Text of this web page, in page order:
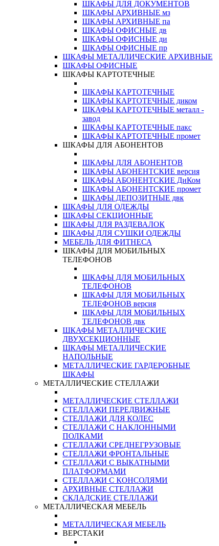
ШКАФЫ ДЛЯ ДОКУМЕНТОВ
ШКАФЫ АРХИВНЫЕ мз
ШКАФЫ АРХИВНЫЕ па
ШКАФЫ ОФИСНЫЕ дв
ШКАФЫ ОФИСНЫЕ ди
ШКАФЫ ОФИСНЫЕ пр
ШКАФЫ МЕТАЛЛИЧЕСКИЕ АРХИВНЫЕ
ШКАФЫ ОФИСНЫЕ
ШКАФЫ КАРТОТЕЧНЫЕ
ШКАФЫ КАРТОТЕЧНЫЕ
ШКАФЫ КАРТОТЕЧНЫЕ диком
ШКАФЫ КАРТОТЕЧНЫЕ металл -
завод
ШКАФЫ КАРТОТЕЧНЫЕ пакс
ШКАФЫ КАРТОТЕЧНЫЕ промет
ШКАФЫ ДЛЯ АБОНЕНТОВ
ШКАФЫ ДЛЯ АБОНЕНТОВ
ШКАФЫ АБОНЕНТСКИЕ версия
ШКАФЫ АБОНЕНТСКИЕ ДиКом
ШКАФЫ АБОНЕНТСКИЕ промет
ШКАФЫ ДЕПОЗИТНЫЕ двк
ШКАФЫ ДЛЯ ОДЕЖДЫ
ШКАФЫ СЕКЦИОННЫЕ
ШКАФЫ ДЛЯ РАЗДЕВАЛОК
ШКАФЫ ДЛЯ СУШКИ ОДЕЖДЫ
МЕБЕЛЬ ДЛЯ ФИТНЕСА
ШКАФЫ ДЛЯ МОБИЛЬНЫХ
ТЕЛЕФОНОВ
ШКАФЫ ДЛЯ МОБИЛЬНЫХ
ТЕЛЕФОНОВ
ШКАФЫ ДЛЯ МОБИЛЬНЫХ
ТЕЛЕФОНОВ версия
ШКАФЫ ДЛЯ МОБИЛЬНЫХ
ТЕЛЕФОНОВ двк
ШКАФЫ МЕТАЛЛИЧЕСКИЕ
ДВУХСЕКЦИОННЫЕ
ШКАФЫ МЕТАЛЛИЧЕСКИЕ
НАПОЛЬНЫЕ
МЕТАЛЛИЧЕСКИЕ ГАРДЕРОБНЫЕ
ШКАФЫ
МЕТАЛЛИЧЕСКИЕ СТЕЛЛАЖИ
МЕТАЛЛИЧЕСКИЕ СТЕЛЛАЖИ
СТЕЛЛАЖИ ПЕРЕДВИЖНЫЕ
СТЕЛЛАЖИ ДЛЯ КОЛЕС
СТЕЛЛАЖИ С НАКЛОННЫМИ
ПОЛКАМИ
СТЕЛЛАЖИ СРЕДНЕГРУЗОВЫЕ
СТЕЛЛАЖИ ФРОНТАЛЬНЫЕ
СТЕЛЛАЖИ С ВЫКАТНЫМИ
ПЛАТФОРМАМИ
СТЕЛЛАЖИ С КОНСОЛЯМИ
АРХИВНЫЕ СТЕЛЛАЖИ
СКЛАДСКИЕ СТЕЛЛАЖИ
МЕТАЛЛИЧЕСКАЯ МЕБЕЛЬ
МЕТАЛЛИЧЕСКАЯ МЕБЕЛЬ
ВЕРСТАКИ